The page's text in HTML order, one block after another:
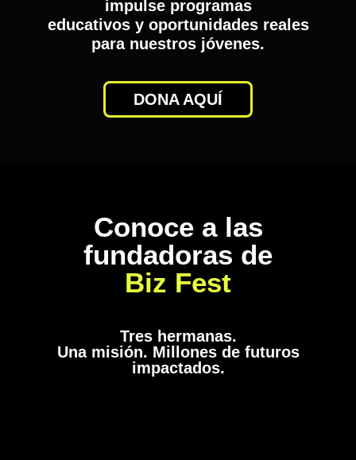
impulse programas
educativos y oportunidades reales
para nuestros jóvenes.
DONA AQUÍ
Conoce a las
fundadoras de
Biz Fest
Tres hermanas.
Una misión. Millones de futuros
impactados.